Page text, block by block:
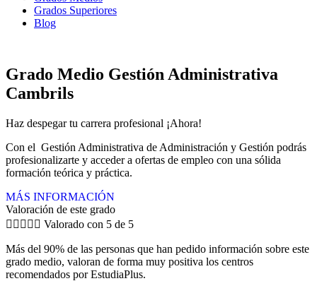
Grados Superiores
Blog
Grado Medio Gestión Administrativa
Cambrils
Haz despegar tu carrera profesional ¡Ahora!
Con el Gestión Administrativa de Administración y Gestión podrás
profesionalizarte y acceder a ofertas de empleo con una sólida
formación teórica y práctica.
MÁS INFORMACIÓN
Valoración de este grado
     Valorado con 5 de 5
Más del 90% de las personas que han pedido información sobre este
grado medio, valoran de forma muy positiva los centros
recomendados por EstudiaPlus.